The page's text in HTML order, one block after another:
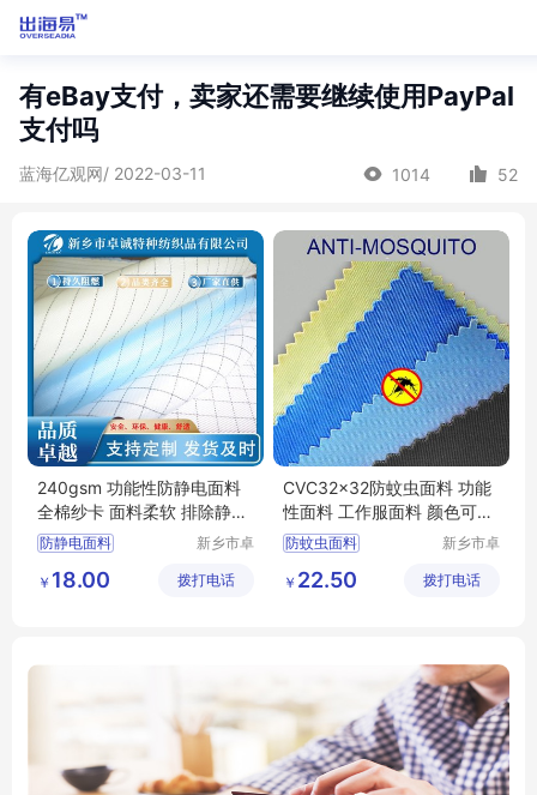
有eBay支付，卖家还需要继续使用PayPal
支付吗
蓝海亿观网/ 2022-03-11 1014 52
240gsm 功能性防静电面料
全棉纱卡 面料柔软 排除静电
离子危害
防静电面料
防静电布
工作服面料
新乡市卓
织品有限
￥ 18.00 拨打电话
CVC32x32防蚊虫面料 功能
性面料 工作服面料 颜色可定
制
防蚊虫面料
多功能面料
新乡市卓
织品有限
￥ 22.50 拨打电话